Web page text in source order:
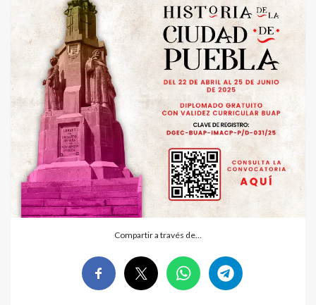
Compartir a través de…